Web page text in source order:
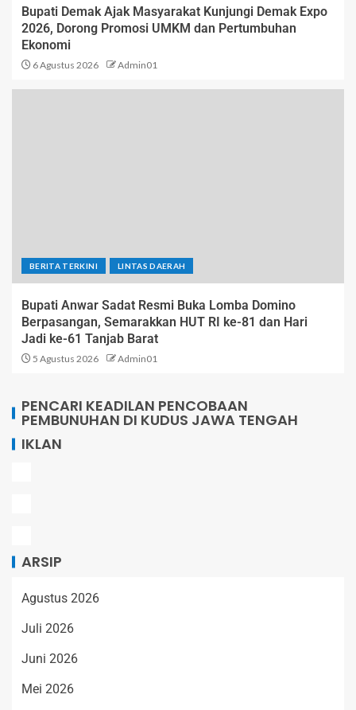
Bupati Demak Ajak Masyarakat Kunjungi Demak Expo
2026, Dorong Promosi UMKM dan Pertumbuhan
Ekonomi
6 Agustus 2026 Admin01
BERITA TERKINI LINTAS DAERAH
Bupati Anwar Sadat Resmi Buka Lomba Domino
Berpasangan, Semarakkan HUT RI ke-81 dan Hari
Jadi ke-61 Tanjab Barat
5 Agustus 2026 Admin01
PENCARI KEADILAN PENCOBAAN
PEMBUNUHAN DI KUDUS JAWA TENGAH
IKLAN
ARSIP
Agustus 2026
Juli 2026
Juni 2026
Mei 2026